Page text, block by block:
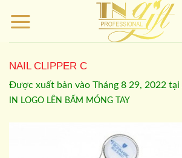
qua
NAIL CLIPPER C
Được xuất bản vào Tháng 8 29, 2022 tại
IN LOGO LÊN BẤM MÓNG TAY